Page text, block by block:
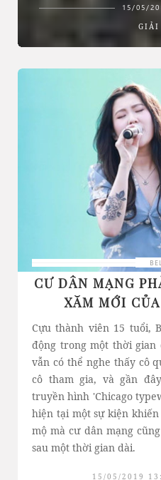
15/05/
GIẢI
CƯ DÂN MẠNG
XĂM MỚI
Cựu thành viên 15 tuổi,
động trong một thời
vẫn có thể nghe thấy cô
cô tham gia, và gần
truyền hình 'Chicago
hiện tại một sự kiện
mộ mà cư dân mạng
sau một thời gian dài.
15/05/2019